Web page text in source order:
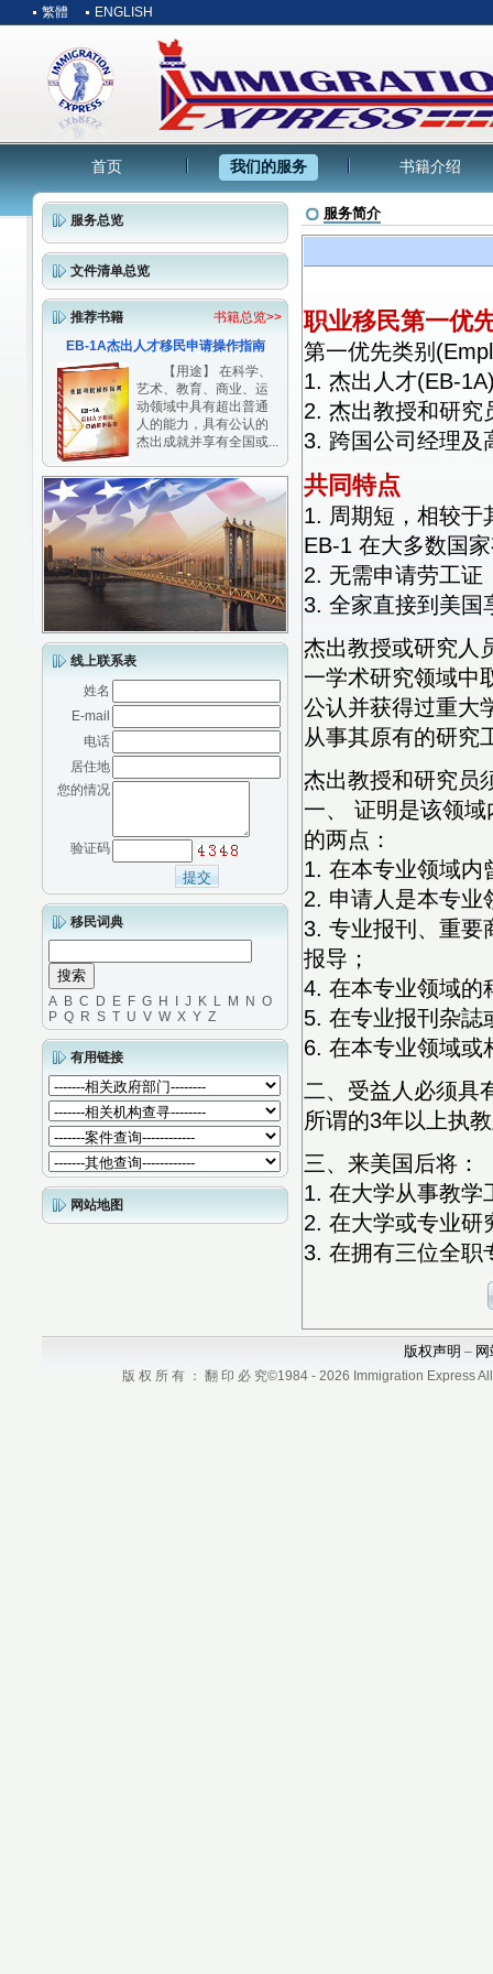
繁體 ENGLISH
首页 我们的服务 书籍介绍
服务总览
文件清单总览
推荐书籍
书籍总览>>
EB-1A杰出人才移民申请操作指南
【用途】 在科学、
艺术、教育、商业、运
动领域中具有超出普通
人的能力，具有公认的
杰出成就并享有全国或...
线上联系表
姓名
E-mail
电话
居住地
您的情况
验证码
移民词典
A B C D E F G H J K L M N O
P Q R S T U V W X Y Z
有用链接
网站地图
服务简介
职业移民第一优
第一优先类别
1. 杰出人才(EB-
2. 杰出教授和研究
3. 跨国公司经理及
共同特点
1. 周期短，相较于
EB-1 在大多数国
2. 无需申请劳工证
3. 全家直接到美国
杰出教授或研究人
一学术研究领域中
公认并获得过重大
从事其原有的研究
杰出教授和研究员
一、 证明是该领
的两点：
1. 在本专业领域内
2. 申请人是本专业
3. 专业报刊、重要
报导；
4. 在本专业领域的
5. 在专业报刊杂誌
6. 在本专业领域或
二、受益人必须具
所谓的3年以上执
三、来美国后将：
1. 在大学从事教学
2. 在大学或专业研
3. 在拥有三位全职
版权声明 –
版 权 所 有 ： 翻 印 必 究©1984 - 2026 Immigration Express